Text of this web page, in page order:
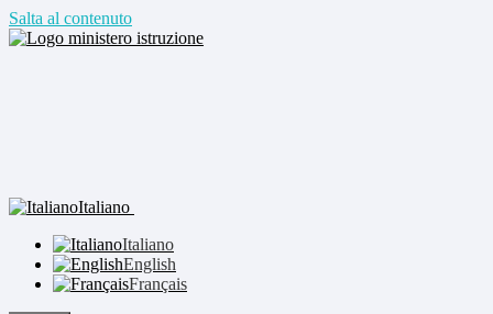
Salta al contenuto
Italiano
Italiano
English
Français